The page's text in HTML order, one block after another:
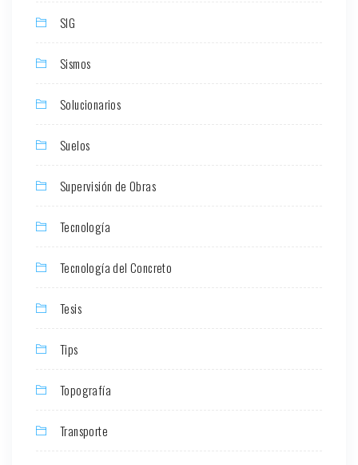
SIG
Sismos
Solucionarios
Suelos
Supervisión de Obras
Tecnología
Tecnología del Concreto
Tesis
Tips
Topografía
Transporte